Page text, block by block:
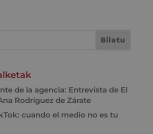
de la agencia: Entrevista de El
Rodríguez de Zárate
cuando el medio no es tu